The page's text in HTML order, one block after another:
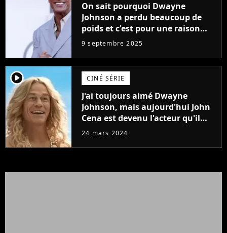
On sait pourquoi Dwayne
Johnson a perdu beaucoup de
poids et c'est pour une raison
importante
9 septembre 2025
player2 CINÉ SÉRIE
J'ai toujours aimé Dwayne
Johnson, mais aujourd'hui John
Cena est devenu l'acteur qu'il
rêvait d'être (et Ricky Stanicky le
24 mars 2024